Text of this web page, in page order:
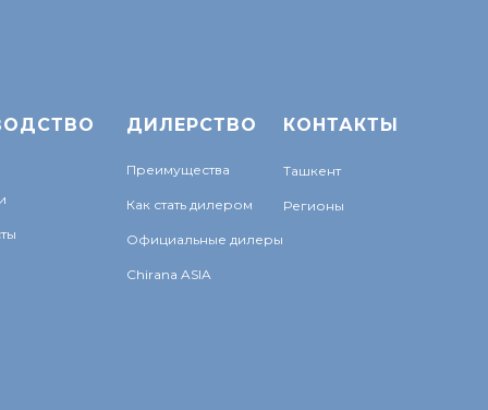
ДИЛЕРСТВО
Преимущества
Как стать дилером
Официальные дилеры
Chirana ASIA
КОНТАКТЫ
Ташкент
Регионы